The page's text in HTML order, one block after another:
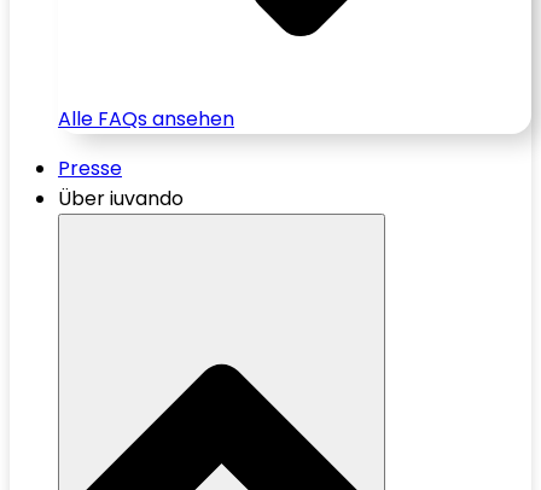
Alle FAQs ansehen
Presse
Über iuvando